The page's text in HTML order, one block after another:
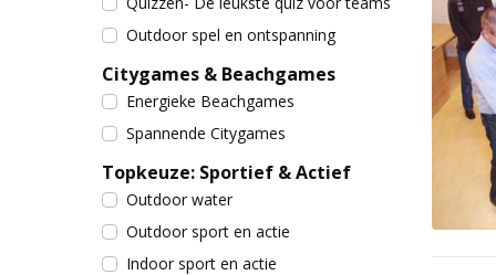
Outdoor spel en ontspanning
Citygames & Beachgames
Energieke Beachgames
Spannende Citygames
Topkeuze: Sportief & Actief
Outdoor water
Outdoor sport en actie
Indoor sport en actie